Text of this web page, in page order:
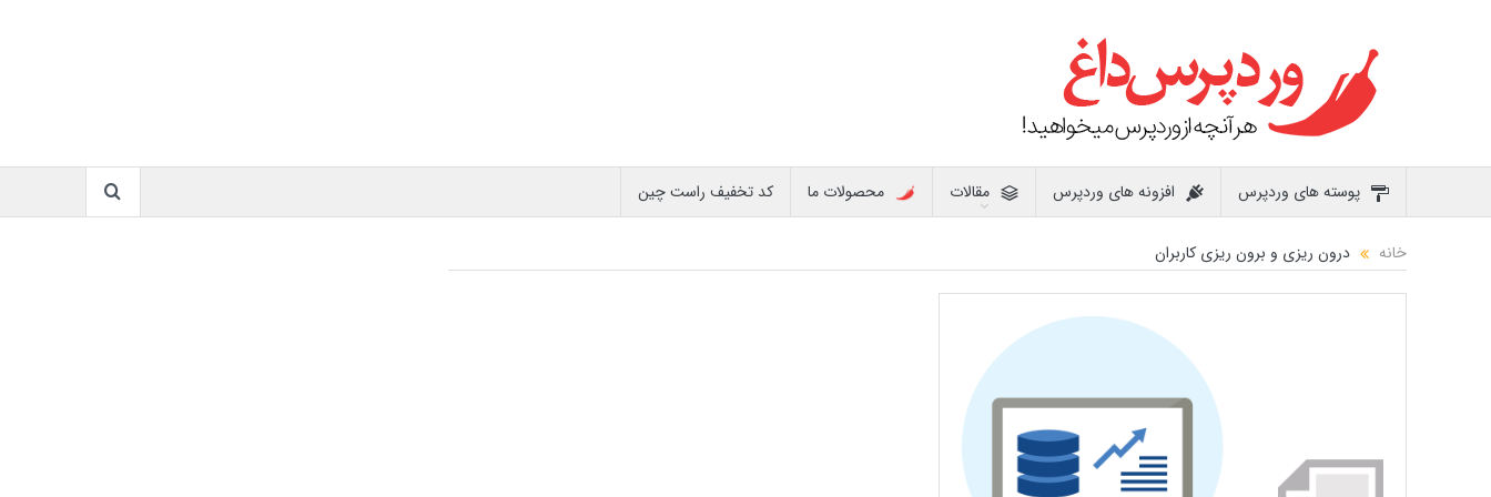
پوسته های وردپرس افزونه های وردپرس مقالات محصولات ما کد تخفیف راست چین
خانه درون ریزی و برون ریزی کاربران